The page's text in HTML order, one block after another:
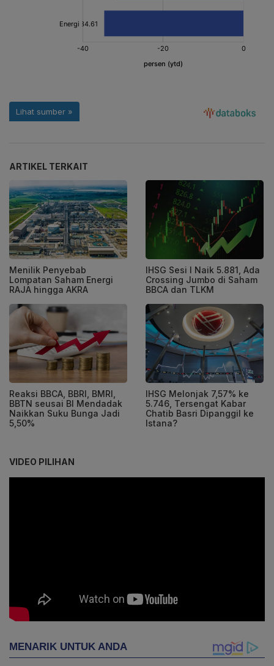
ARTIKEL TERKAIT
Menilik Penyebab
Lompatan Saham Energi
RAJA hingga AKRA
IHSG Sesi I Naik 5.881, Ada
Crossing Jumbo di Saham
BBCA dan TLKM
Reaksi BBCA, BBRI, BMRI,
BBTN seusai BI Mendadak
Naikkan Suku Bunga Jadi
5,50%
IHSG Melonjak 7,57% ke
5.746, Tersengat Kabar
Chatib Basri Dipanggil ke
Istana?
VIDEO PILIHAN